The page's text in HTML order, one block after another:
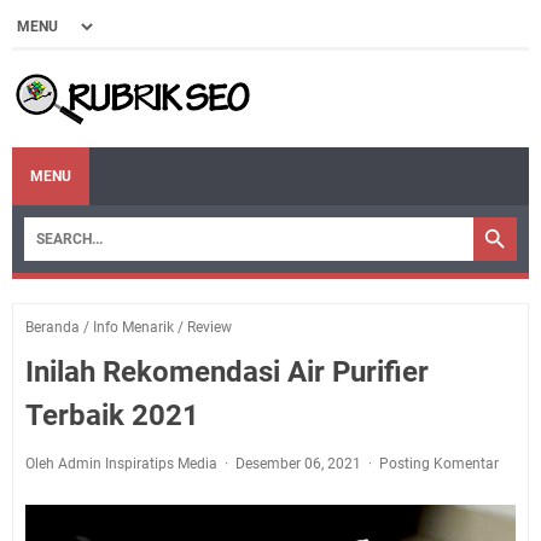
MENU
Beranda / Info Menarik / Review
Inilah Rekomendasi Air Purifier
Terbaik 2021
Oleh Admin Inspiratips Media Desember 06, 2021 Posting Komentar